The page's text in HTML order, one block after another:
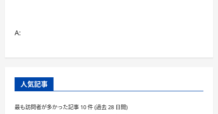
A:
人気記事
最も訪問者が多かった記事 10 件 (過去 28 日間)